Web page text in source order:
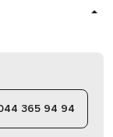
365 94 94